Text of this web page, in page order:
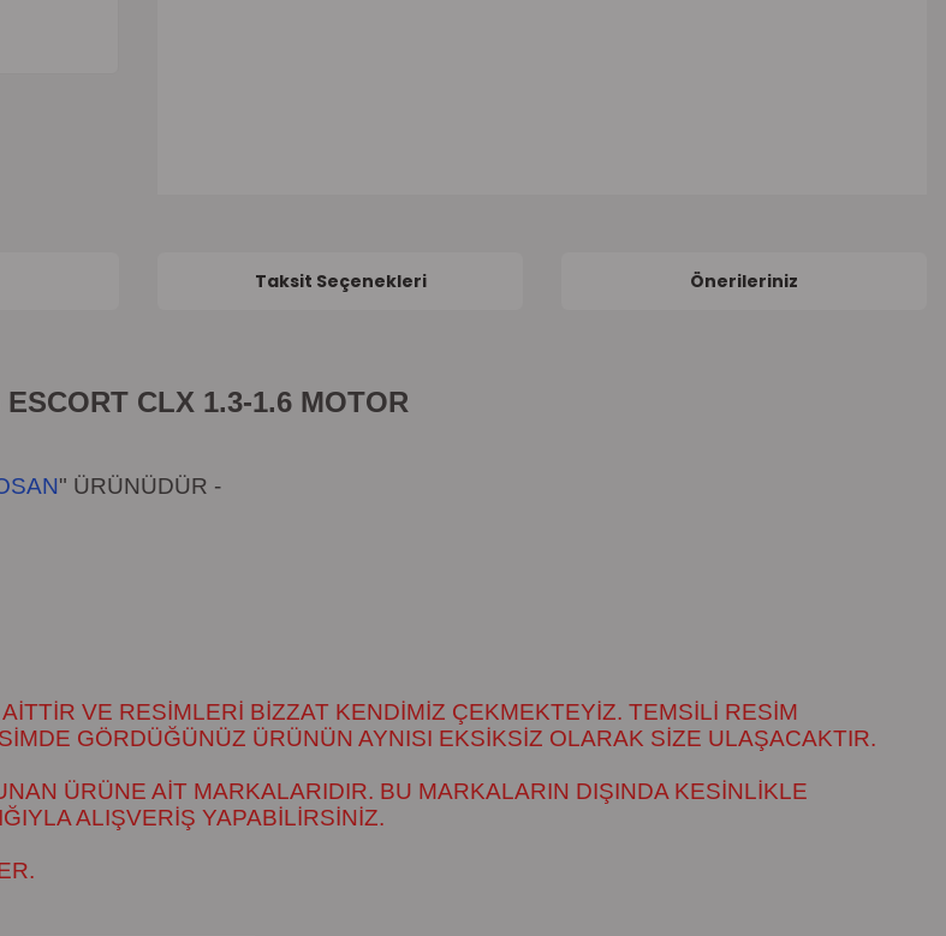
Taksit Seçenekleri Önerileriniz
CLX 1.3-1.6 MOTOR
" ÜRÜNÜDÜR -
VE RESİMLERİ BİZZAT KENDİMİZ ÇEKMEKTEYİZ. TEMSİLİ RESİM
GÖRDÜĞÜNÜZ ÜRÜNÜN AYNISI EKSİKSİZ OLARAK SİZE ULAŞACAKTIR.
ÜRÜNE AİT MARKALARIDIR. BU MARKALARIN DIŞINDA KESİNLİKLE
ALIŞVERİŞ YAPABİLİRSİNİZ.